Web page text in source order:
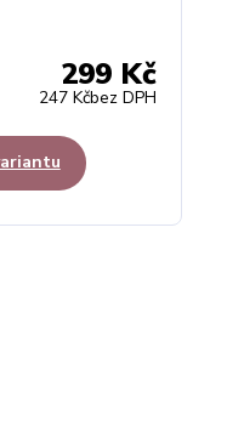
299 Kč
247 Kčbez DPH